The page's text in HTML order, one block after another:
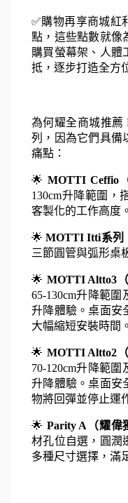
✅購物再享商城紅
點，這些點數就像
購買螢幕架、人體
抵，逐步打造全方
為何耀全商城推薦
列，因為它們具備
痛點：
🌟 MOTTI Ceffio
130cm升降範圍，
客製化的工作高度
🌟 MOTTI Itti系列
三節圓管與弧形桌
🌟 MOTTI Altto3
65-130cm升降範
升降體驗。桌面安
大幅縮短安裝時間
🌟 MOTTI Altto2
70-120cm升降範
升降體驗。桌面安
物將回彈並停止運
🌟 Parity A（耀偉
材孔位自選，圓潤
多種尺寸選擇，滿